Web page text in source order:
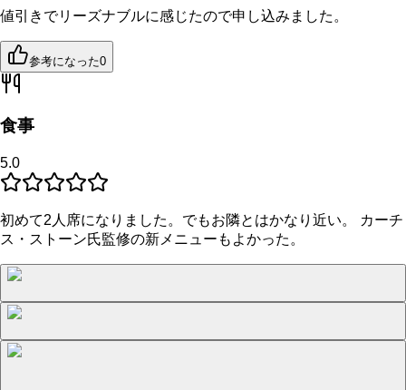
値引きでリーズナブルに感じたので申し込みました。
参考になった0
食事
5.0
初めて2人席になりました。でもお隣とはかなり近い。 カーチ
ス・ストーン氏監修の新メニューもよかった。